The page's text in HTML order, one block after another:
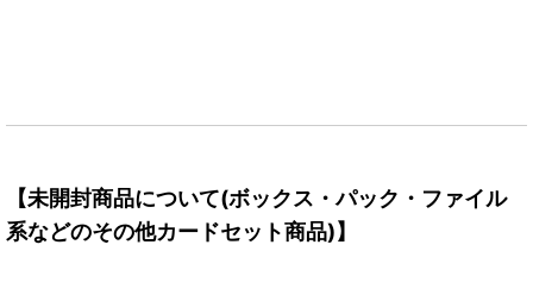
【未開封商品について(ボックス・パック・ファイル
系などのその他カードセット商品)】